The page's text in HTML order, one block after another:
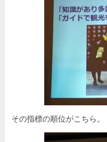
その指標の順位がこちら。